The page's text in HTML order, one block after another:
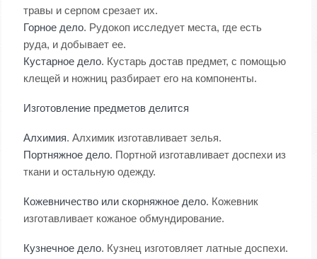
травы и серпом срезает их.
Горное дело. Рудокоп исследует места, где есть
руда, и добывает ее.
Кустарное дело. Кустарь достав предмет, с помощью
клещей и ножниц разбирает его на компоненты.
Изготовление предметов делится
Алхимия. Алхимик изготавливает зелья.
Портняжное дело. Портной изготавливает доспехи из
ткани и остальную одежду.
Кожевничество или скорняжное дело. Кожевник
изготавливает кожаное обмундирование.
Кузнечное дело. Кузнец изготовляет латные доспехи.